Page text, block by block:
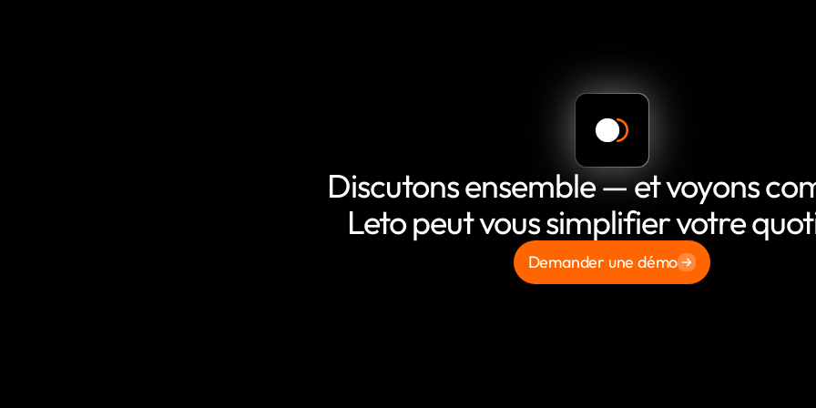
Discutons ensemble — et voyons
Leto peut vous simplifier votre
Demander une démo